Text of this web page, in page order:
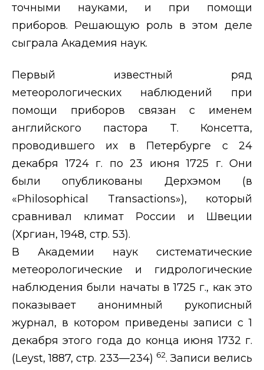
точными науками, и при помощи
приборов. Решающую роль в этом деле
сыграла Академия наук.
Первый известный ряд
метеорологических наблюдений при
помощи приборов связан с именем
английского пастора Т. Консетта,
проводившего их в Петербурге с 24
декабря 1724 г. по 23 июня 1725 г. Они
были опубликованы Дерхэмом (в
«Philosophical Transactions»), который
сравнивал климат России и Швеции
(Хргиан, 1948, стр. 53).
В Академии наук систематические
метеорологические и гидрологические
наблюдения были начаты в 1725 г., как это
показывает анонимный рукописный
журнал, в котором приведены записи с 1
декабря этого года до конца июня 1732 г.
(Leyst, 1887, стр. 233—234) 62. Записи велись